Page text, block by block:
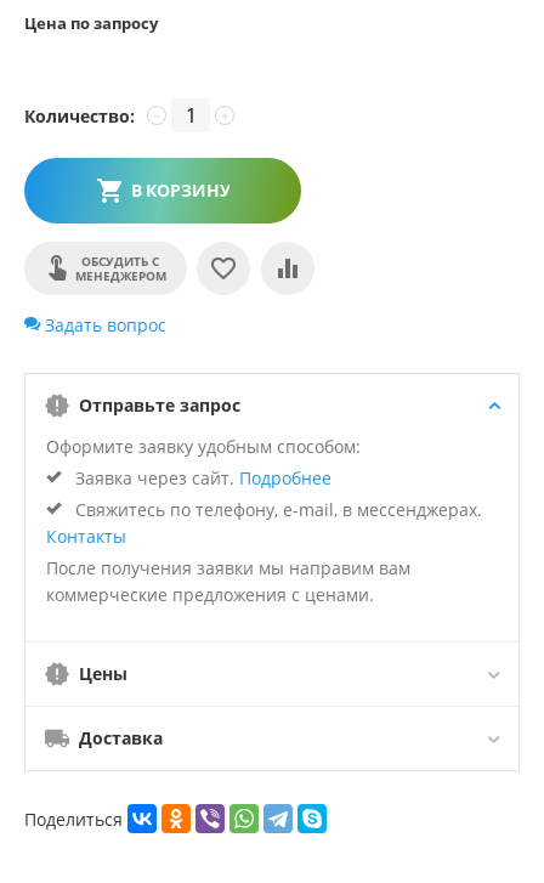
Цена по запросу
Количество: +
−
В КОРЗИНУ
ОБСУДИТЬ С
МЕНЕДЖЕРОМ
Задать вопрос
Отправьте запрос
Оформите заявку удобным способом:
Заявка через сайт. Подробнее
Свяжитесь по телефону, e-mail, в мессенджерах.
Контакты
После получения заявки мы направим вам
коммерческие предложения с ценами.
Цены
Доставка
Поделиться